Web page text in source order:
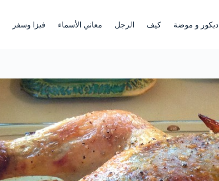
ديكور و موضة كيف الرجل معاني الأسماء فيزا وسفر